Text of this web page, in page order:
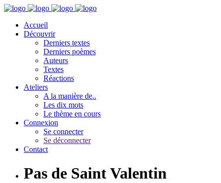
Accueil
Découvrir
Derniers textes
Derniers poèmes
Auteurs
Textes
Réactions
Ateliers
A la manière de..
Les dix mots
Le thème en cours
Connexion
Se connecter
Se déconnecter
Contact
Pas de Saint Valentin